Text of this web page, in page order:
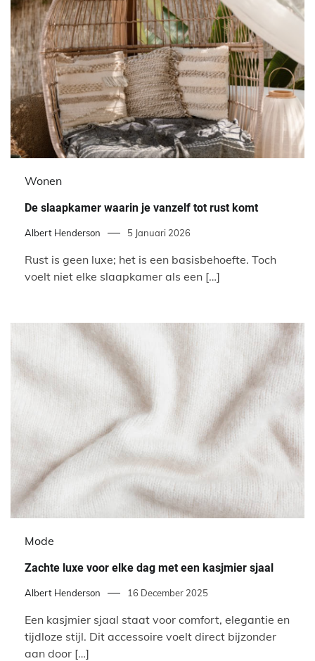
Wonen
De slaapkamer waarin je vanzelf tot rust komt
Albert Henderson 5 Januari 2026
Rust is geen luxe; het is een basisbehoefte. Toch
voelt niet elke slaapkamer als een […]
Mode
Zachte luxe voor elke dag met een kasjmier sjaal
Albert Henderson 16 December 2025
Een kasjmier sjaal staat voor comfort, elegantie en
tijdloze stijl. Dit accessoire voelt direct bijzonder
aan door […]